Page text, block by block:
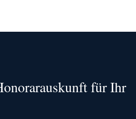
für Ihr